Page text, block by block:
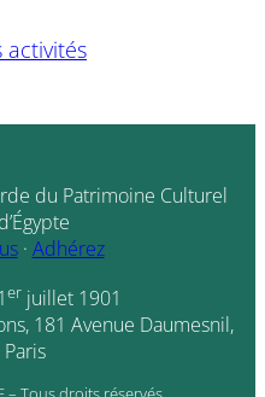
activités
du Patrimoine Culturel
· Adhérez
erjuillet 1901
181 Avenue Daumesnil,